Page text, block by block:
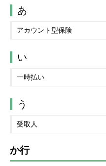
あ
アカウント型保険
い
一時払い
う
受取人
か行